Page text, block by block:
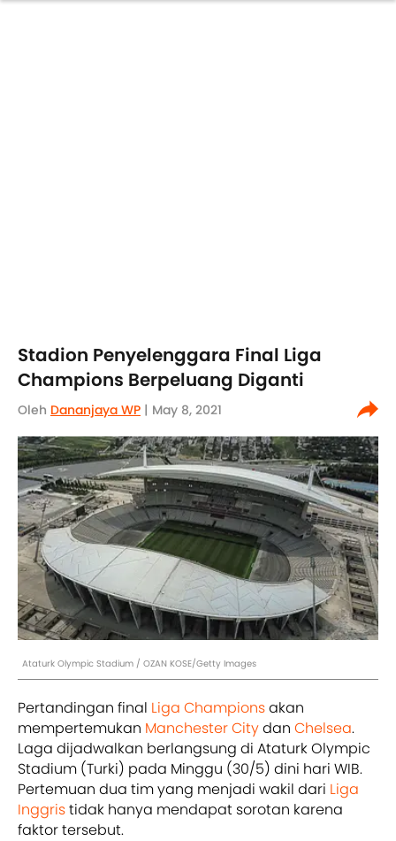
Stadion Penyelenggara Final Liga
Champions Berpeluang Diganti
Oleh Dananjaya WP | May 8, 2021
Ataturk Olympic Stadium / OZAN KOSE/Getty Images
Pertandingan final Liga Championsakan
mempertemukan Manchester Citydan Chelsea.
Laga dijadwalkan berlangsung di Ataturk Olympic
Stadium (Turki) pada Minggu (30/5) dini hari WIB.
Pertemuan dua tim yang menjadi wakil dari Liga
Inggristidak hanya mendapat sorotan karena
faktor tersebut.